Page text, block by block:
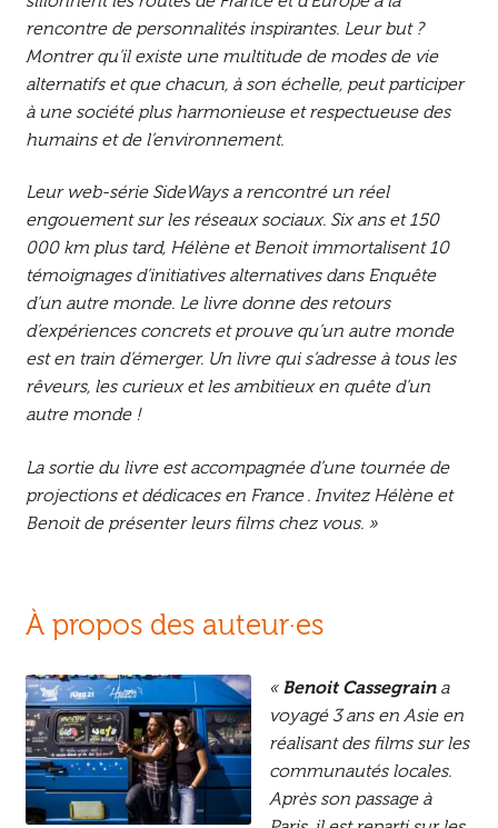
rencontre de personnalités inspirantes. Leur but ?
Montrer qu’il existe une multitude de modes de vie
alternatifs et que chacun, à son échelle, peut participer
à une société plus harmonieuse et respectueuse des
humains et de l’environnement.
Leur web-série SideWaysa rencontré un réel
engouement sur les réseaux sociaux. Six ans et 150
000 km plus tard, Hélène et Benoit immortalisent 10
témoignages d’initiatives alternatives dans Enquête
d’un autre monde. Le livre donne des retours
d’expériences concrets et prouve qu’un autre monde
est en train d’émerger. Un livre qui s’adresse à tous les
rêveurs, les curieux et les ambitieux en quête d’un
autre monde !
La sortie du livre est accompagnée d’une tournée de
projections et dédicaces en France . Invitez Hélène et
Benoit de présenter leurs films chez vous. »
À propos des auteur·es
« Benoit Cassegraina
voyagé 3 ans en Asie en
réalisant des films sur les
communautés locales.
Après son passage à